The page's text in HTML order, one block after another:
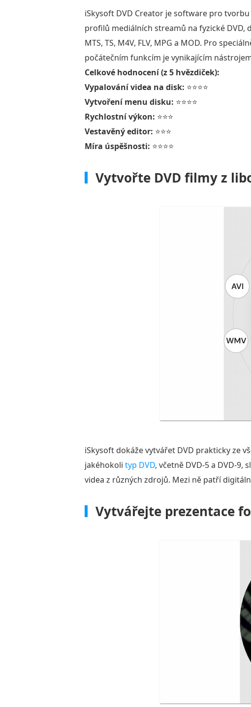
iSkysoft DVD Creator je software pro
profilů mediálních streamů na fyzické DVD,
MTS, TS, M4V, FLV, MPG a MOD. Pro
počátečním funkcím je vynikajícím
Celkové hodnocení (z 5 hvězdiček):
Vypalování videa na disk: ⭐⭐⭐⭐
Vytvoření menu disku: ⭐⭐⭐⭐
Rychlostní výkon: ⭐⭐⭐
Vestavěný editor: ⭐⭐⭐
Míra úspěšnosti: ⭐⭐⭐⭐
Vytvořte DVD filmy z
iSkysoft dokáže vytvářet DVD prakticky ze
jakéhokoli typ DVD, včetně DVD-5 a DVD-9,
videa z různých zdrojů. Mezi ně patří
Vytvářejte prezentace